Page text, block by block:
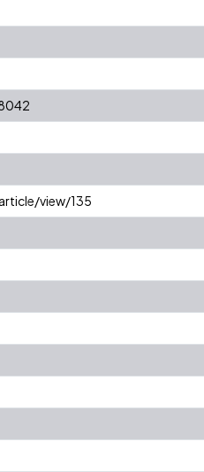
view/135